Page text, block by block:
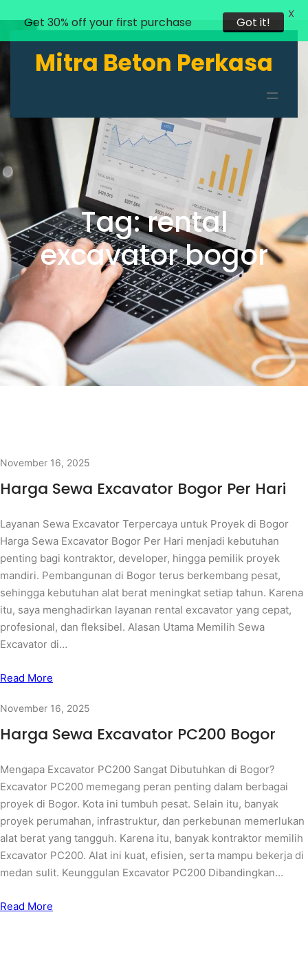
Lewati
Mitra Beton Perkasa
Tag:rental
excavator bogor
Harga Sewa Excavator Bogor Per Hari
Layanan Sewa Excavator Terpercaya untuk Proyek di Bogor
Harga Sewa Excavator Bogor Per Hari menjadi kebutuhan
penting bagi kontraktor, developer, hingga pemilik proyek
mandiri. Pembangunan di Bogor terus berkembang pesat,
sehingga kebutuhan alat berat meningkat setiap tahun. Karena
itu, saya menghadirkan layanan rental excavator yang cepat,
profesional, dan fleksibel. Alasan Utama Memilih Sewa
Harga Sewa Excavator PC200 Bogor
Mengapa Excavator PC200 Sangat Dibutuhkan di Bogor?
Excavator PC200 memegang peran penting dalam berbagai
proyek di Bogor. Kota ini tumbuh pesat. Selain itu, banyak
proyek perumahan, infrastruktur, dan perkebunan memerlukan
alat berat yang tangguh. Karena itu, banyak kontraktor memilih
Excavator PC200. Alat ini kuat, efisien, serta mampu bekerja di
Get 30% off your first purchase Got it!
X